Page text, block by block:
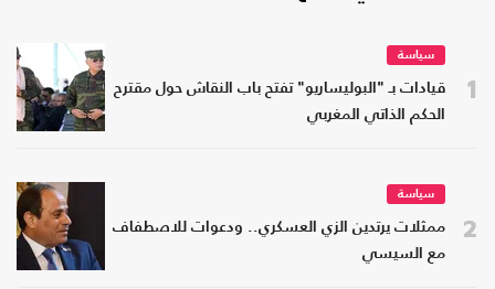
1
سياسة
قيادات بـ "البوليساريو" تفتح باب النقاش حول مقترح
الحكم الذاتي المغربي
2
سياسة
ممثلات يرتدين الزي العسكري.. ودعوات للاصطفاف
مع السيسي